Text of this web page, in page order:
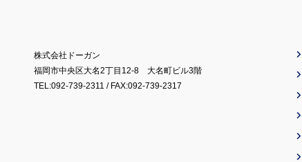
株式会社ドーガン
福岡市中央区大名2丁目12-8 大名町ビル3階
TEL:092-739-2311 / FAX:092-739-2317